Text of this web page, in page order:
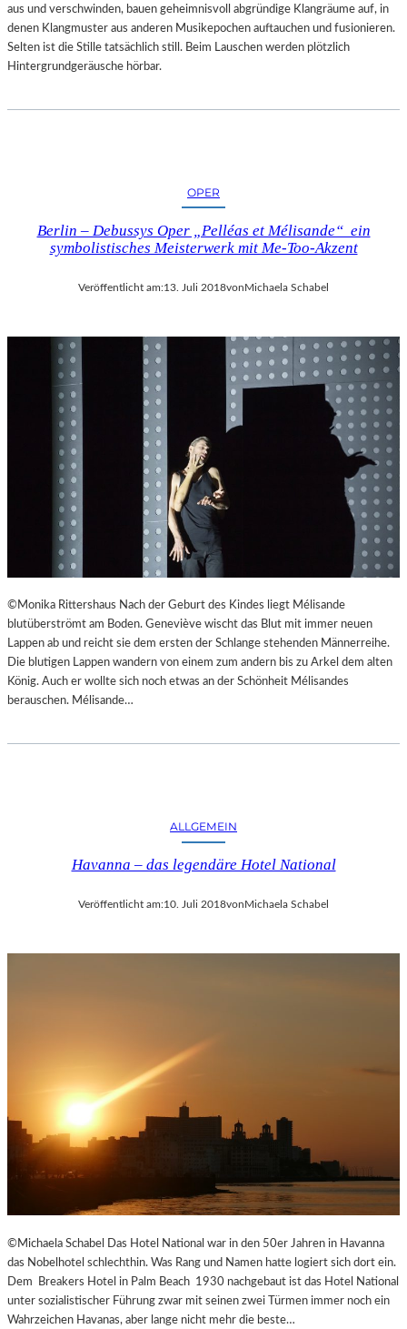
aus und verschwinden, bauen geheimnisvoll abgründige Klangräume auf, in
denen Klangmuster aus anderen Musikepochen auftauchen und fusionieren.
Selten ist die Stille tatsächlich still. Beim Lauschen werden plötzlich
Hintergrundgeräusche hörbar.
OPER
Berlin – Debussys Oper „Pelléas et Mélisande“ ein
symbolistisches Meisterwerk mit Me-Too-Akzent
Veröffentlicht am:13. Juli 2018vonMichaela Schabel
©Monika Rittershaus Nach der Geburt des Kindes liegt Mélisande
blutüberströmt am Boden. Geneviève wischt das Blut mit immer neuen
Lappen ab und reicht sie dem ersten der Schlange stehenden Männerreihe.
Die blutigen Lappen wandern von einem zum andern bis zu Arkel dem alten
König. Auch er wollte sich noch etwas an der Schönheit Mélisandes
berauschen. Mélisande…
ALLGEMEIN
Havanna – das legendäre Hotel National
Veröffentlicht am:10. Juli 2018von Michaela Schabel
©Michaela Schabel Das Hotel National war in den 50er Jahren in Havanna
das Nobelhotel schlechthin. Was Rang und Namen hatte logiert sich dort ein.
Dem Breakers Hotel in Palm Beach 1930 nachgebaut ist das Hotel National
unter sozialistischer Führung zwar mit seinen zwei Türmen immer noch ein
Wahrzeichen Havanas, aber lange nicht mehr die beste…